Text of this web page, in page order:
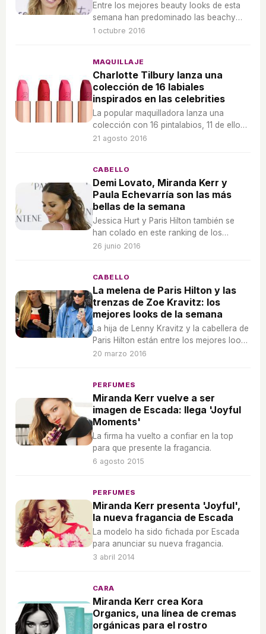
Entre los mejores beauty looks de esta
semana han predominado las beachy
waves y las rayas en el medio,
1 octubre 2016
MAQUILLAJE
Charlotte Tilbury lanza una
colección de 16 labiales
inspirados en las celebrities
La popular maquilladora lanza una
colección con 16 pintalabios, 11 de ellos
en mate y 5 con acabado brillante,
21 agosto 2016
CABELLO
Demi Lovato, Miranda Kerr y
Paula Echevarría son las más
bellas de la semana
Jessica Hurt y Paris Hilton también se
han colado en este ranking de los
mejores beauty looks.
26 junio 2016
CABELLO
La melena de Paris Hilton y las
trenzas de Zoe Kravitz: los
mejores looks de la semana
La hija de Lenny Kravitz y la cabellera de
Paris Hilton están entre los mejores looks
de la semana.
20 marzo 2016
PERFUMES
Miranda Kerr vuelve a ser
imagen de Escada: llega 'Joyful
Moments'
La firma ha vuelto a confiar en la top
para que presente la fragancia.
6 agosto 2015
PERFUMES
Miranda Kerr presenta 'Joyful',
la nueva fragancia de Escada
La modelo ha sido fichada por Escada
para anunciar su nueva fragancia.
3 abril 2014
CARA
Miranda Kerr crea Kora
Organics, una línea de cremas
orgánicas para el rostro